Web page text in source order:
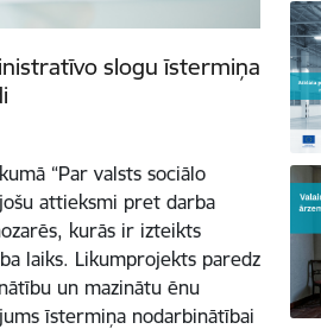
slogu īstermiņa
“Par valsts sociālo
attieksmi pret darba
kurās ir izteikts
laiks. Likumprojekts paredz
un mazinātu ēnu
īstermiņa nodarbinātībai